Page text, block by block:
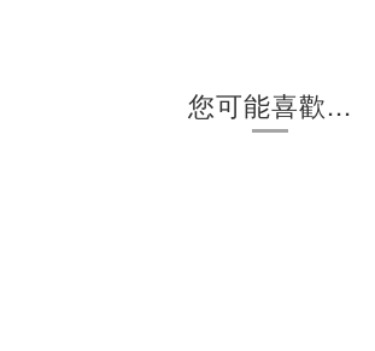
您可能喜歡...